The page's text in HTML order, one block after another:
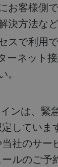
お客様側
決方法など
スで利用
ーネット
。
していま
社のサー
ルのご予